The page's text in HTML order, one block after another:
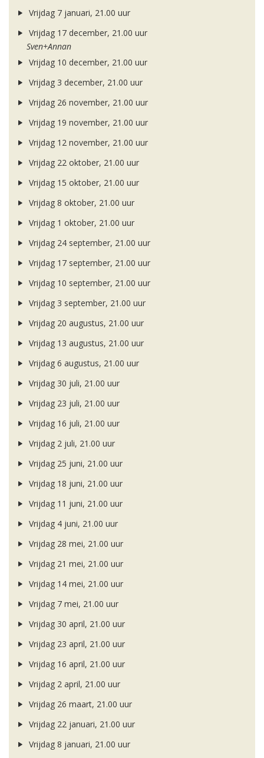
Vrijdag 7 januari, 21.00 uur
Vrijdag 17 december, 21.00 uur
Sven+Annan
Vrijdag 10 december, 21.00 uur
Vrijdag 3 december, 21.00 uur
Vrijdag 26 november, 21.00 uur
Vrijdag 19 november, 21.00 uur
Vrijdag 12 november, 21.00 uur
Vrijdag 22 oktober, 21.00 uur
Vrijdag 15 oktober, 21.00 uur
Vrijdag 8 oktober, 21.00 uur
Vrijdag 1 oktober, 21.00 uur
Vrijdag 24 september, 21.00 uur
Vrijdag 17 september, 21.00 uur
Vrijdag 10 september, 21.00 uur
Vrijdag 3 september, 21.00 uur
Vrijdag 20 augustus, 21.00 uur
Vrijdag 13 augustus, 21.00 uur
Vrijdag 6 augustus, 21.00 uur
Vrijdag 30 juli, 21.00 uur
Vrijdag 23 juli, 21.00 uur
Vrijdag 16 juli, 21.00 uur
Vrijdag 2 juli, 21.00 uur
Vrijdag 25 juni, 21.00 uur
Vrijdag 18 juni, 21.00 uur
Vrijdag 11 juni, 21.00 uur
Vrijdag 4 juni, 21.00 uur
Vrijdag 28 mei, 21.00 uur
Vrijdag 21 mei, 21.00 uur
Vrijdag 14 mei, 21.00 uur
Vrijdag 7 mei, 21.00 uur
Vrijdag 30 april, 21.00 uur
Vrijdag 23 april, 21.00 uur
Vrijdag 16 april, 21.00 uur
Vrijdag 2 april, 21.00 uur
Vrijdag 26 maart, 21.00 uur
Vrijdag 22 januari, 21.00 uur
Vrijdag 8 januari, 21.00 uur